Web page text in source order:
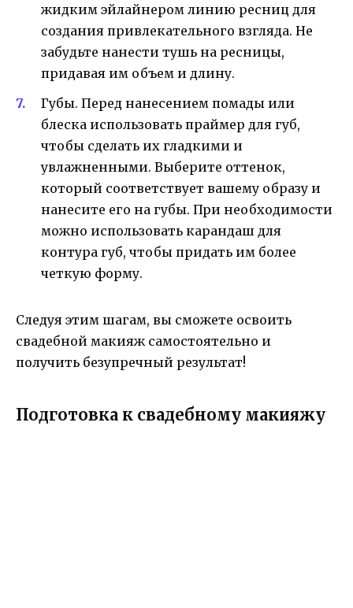
жидким эйлайнером линию ресниц для
создания привлекательного взгляда. Не
забудьте нанести тушь на ресницы,
придавая им объем и длину.
Губы. Перед нанесением помады или
блеска использовать праймер для губ,
чтобы сделать их гладкими и
увлажненными. Выберите оттенок,
который соответствует вашему образу и
нанесите его на губы. При необходимости
можно использовать карандаш для
контура губ, чтобы придать им более
четкую форму.
Следуя этим шагам, вы сможете освоить
свадебной макияж самостоятельно и
получить безупречный результат!
Подготовка к свадебному макияжу